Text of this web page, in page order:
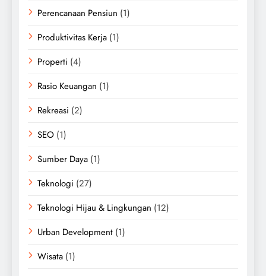
Perencanaan Pensiun (1)
Produktivitas Kerja (1)
Properti (4)
Rasio Keuangan (1)
Rekreasi (2)
SEO (1)
Sumber Daya (1)
Teknologi (27)
Teknologi Hijau & Lingkungan (12)
Urban Development (1)
Wisata (1)